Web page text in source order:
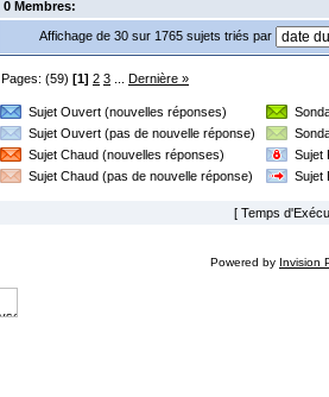
0 Membres:
Affichage de 30 sur 1765 sujets triés par
Pages: (59) [1] 2 3 Dernière »
Sujet Ouvert (nouvelles réponses)
Sujet Ouvert (pas de nouvelle réponse)
Sujet Chaud (nouvelles réponses)
Sujet
Sujet Chaud (pas de nouvelle réponse)
Sujet
[ Temps
Powered by Invision